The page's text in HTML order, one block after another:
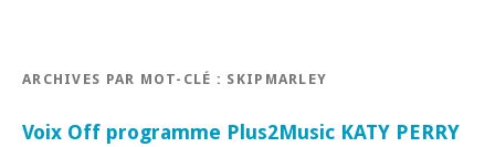
ARCHIVES PAR MOT-CLÉ : SKIPMARLEY
Voix Off programme Plus2Music KATY PERRY